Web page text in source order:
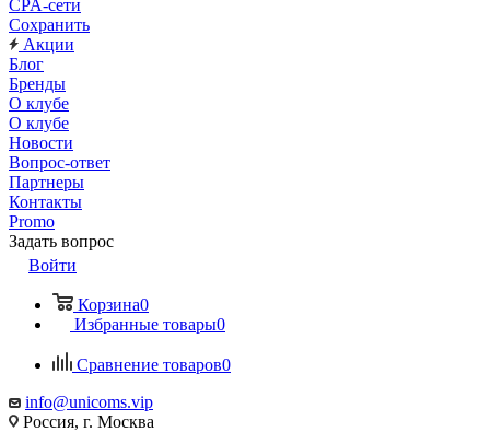
CPA-сети
Сохранить
Акции
Блог
Бренды
О клубе
О клубе
Новости
Вопрос-ответ
Партнеры
Контакты
Promo
Задать вопрос
Войти
Корзина0
Избранные товары0
Сравнение товаров0
info@unicoms.vip
Россия, г. Москва